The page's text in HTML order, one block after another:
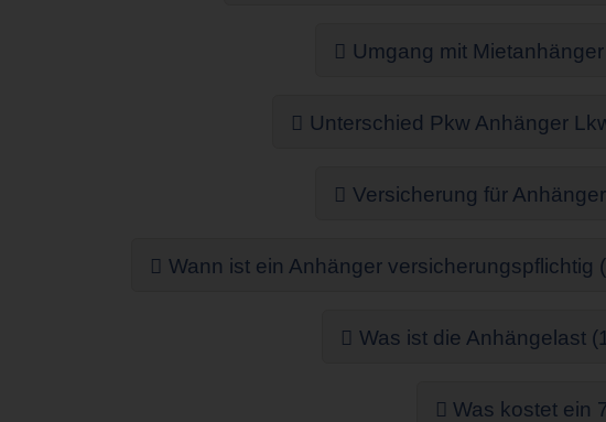
Umgang mit
Unterschied Pkw Anhänger
Versicherung für
Wann ist ein Anhänger versicherungspflichtig
Was ist die Anhängelast
Was kostet ein